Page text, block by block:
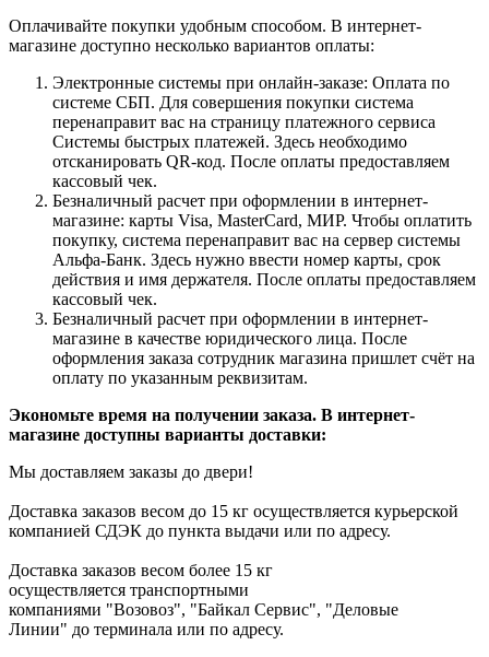
Оплачивайте покупки удобным способом. В интернет-
магазине доступно несколько вариантов оплаты:
Электронные системы при онлайн-заказе: Оплата по
системе СБП. Для совершения покупки система
перенаправит вас на страницу платежного сервиса
Системы быстрых платежей. Здесь необходимо
отсканировать QR-код. После оплаты предоставляем
кассовый чек.
Безналичный расчет при оформлении в интернет-
магазине: карты Visa, MasterCard, МИР. Чтобы оплатить
покупку, система перенаправит вас на сервер системы
Альфа-Банк. Здесь нужно ввести номер карты, срок
действия и имя держателя. После оплаты предоставляем
кассовый чек.
Безналичный расчет при оформлении в интернет-
магазине в качестве юридического лица. После
оформления заказа сотрудник магазина пришлет счёт на
оплату по указанным реквизитам.
Экономьте время на получении заказа. В интернет-
магазине доступны варианты доставки:
Мы доставляем заказы до двери!
Доставка заказов весом до 15 кг осуществляется курьерской
компанией СДЭК до пункта выдачи или по адресу.
Доставка заказов весом более 15 кг
осуществляется транспортными
компаниями "Возовоз", "Байкал Сервис", "Деловые
Линии" до терминала или по адресу.